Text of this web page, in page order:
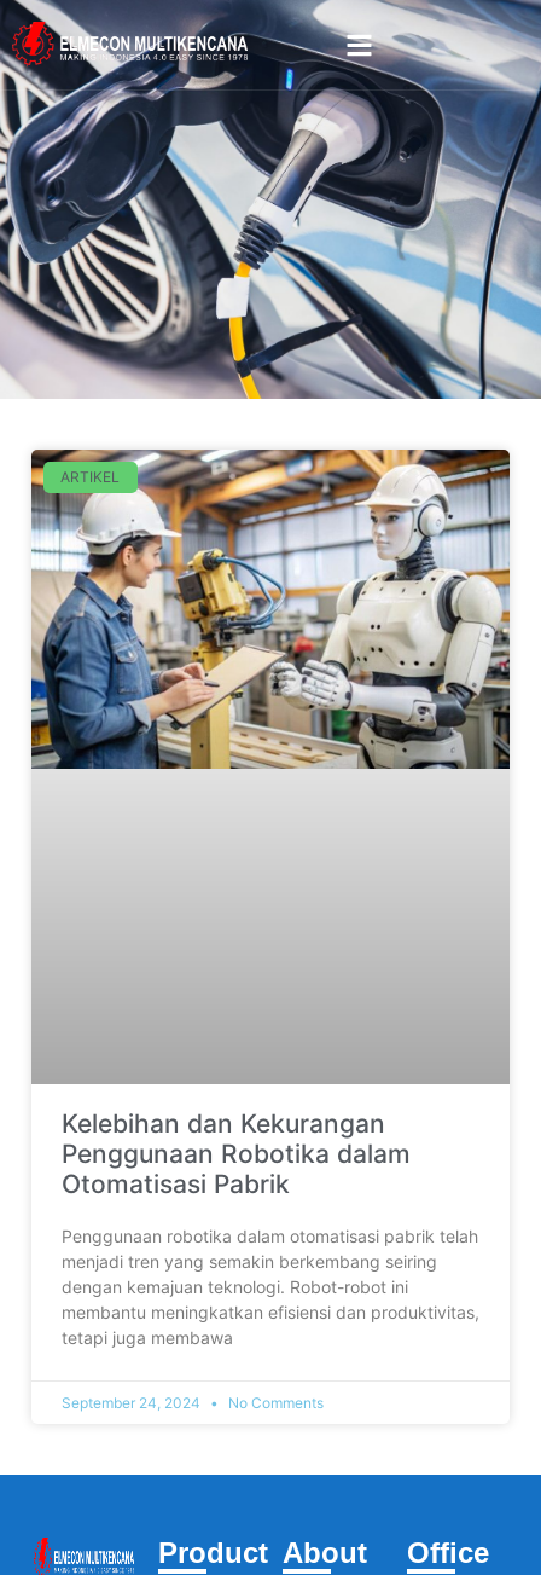
ARTIKEL
Kelebihan dan Kekurangan
Penggunaan Robotika dalam
Otomatisasi Pabrik
Penggunaan robotika dalam otomatisasi pabrik telah
menjadi tren yang semakin berkembang seiring
dengan kemajuan teknologi. Robot-robot ini
membantu meningkatkan efisiensi dan produktivitas,
tetapi juga membawa
September 24, 2024 No Comments
Product About Office